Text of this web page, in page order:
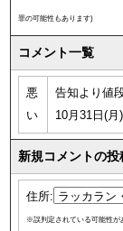
罪の可能性もあります)
コメント一覧
悪
い
告知より値
10月31日(月
新規コメントの投
住所:
※誤判定されている可能性が